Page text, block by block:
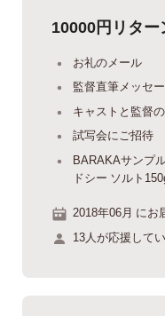
10000円リター
お礼のメール
監督直筆メッセ
キャストと監督
試写会にご招待
BARAKAサンプ
ドシー ソルト
2018年06月 にお
13人が応援してい